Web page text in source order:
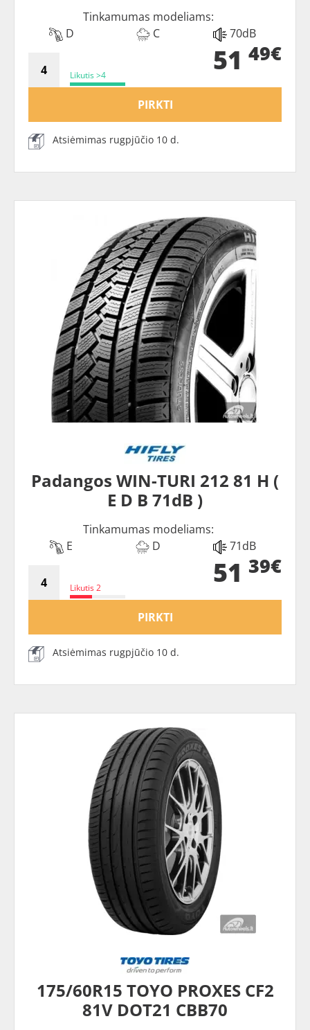
Tinkamumas modeliams:
D
C 70dB
Likutis >4 51 49€
PIRKTI
Atsiėmimas rugpjūčio 10 d.
Padangos WIN-TURI 212 81 H (
E D B 71dB )
Tinkamumas modeliams:
E
D 71dB
Likutis 2 51 39€
PIRKTI
Atsiėmimas rugpjūčio 10 d.
175/60R15 TOYO PROXES CF2
81V DOT21 CBB70